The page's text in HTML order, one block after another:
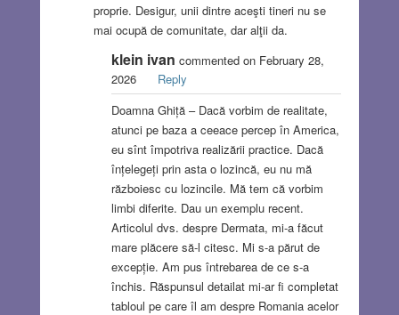
proprie. Desigur, unii dintre aceşti tineri nu se
mai ocupă de comunitate, dar alţii da.
klein ivan commented on February 28,
2026
Reply
Doamna Ghiță – Dacă vorbim de realitate,
atunci pe baza a ceeace percep în America,
eu sînt împotriva realizării practice. Dacă
înțelegeți prin asta o lozincă, eu nu mă
războiesc cu lozincile. Mă tem că vorbim
limbi diferite. Dau un exemplu recent.
Articolul dvs. despre Dermata, mi-a făcut
mare plăcere să-l citesc. Mi s-a părut de
excepție. Am pus întrebarea de ce s-a
închis. Răspunsul detailat mi-ar fi completat
tabloul pe care îl am despre Romania acelor